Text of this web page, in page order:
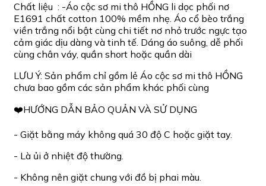
Chất liệu : -Áo cộc sơ mi thô HỒNG li dọc phối nơ
E1691 chất cotton 100% mềm nhẹ. Áo cổ bèo trắng
viền trắng nổi bật cùng chi tiết nơ nhỏ trước ngực tạo
cảm giác dịu dàng và tinh tế. Dáng áo suông, dễ phối
cùng chân váy, quần short hoặc quần dài
LƯU Ý: Sản phẩm chỉ gồm lẻ Áo cộc sơ mi thô HỒNG
chưa bao gồm các sản phẩm khác phối cùng
❤️HƯỚNG DẪN BẢO QUẢN VÀ SỬ DỤNG
- Giặt bằng máy không quá 30 độ C hoặc giặt tay.
- Là ủi ở nhiệt độ thường.
- Không nên giặt chung với đồ bị phai màu.